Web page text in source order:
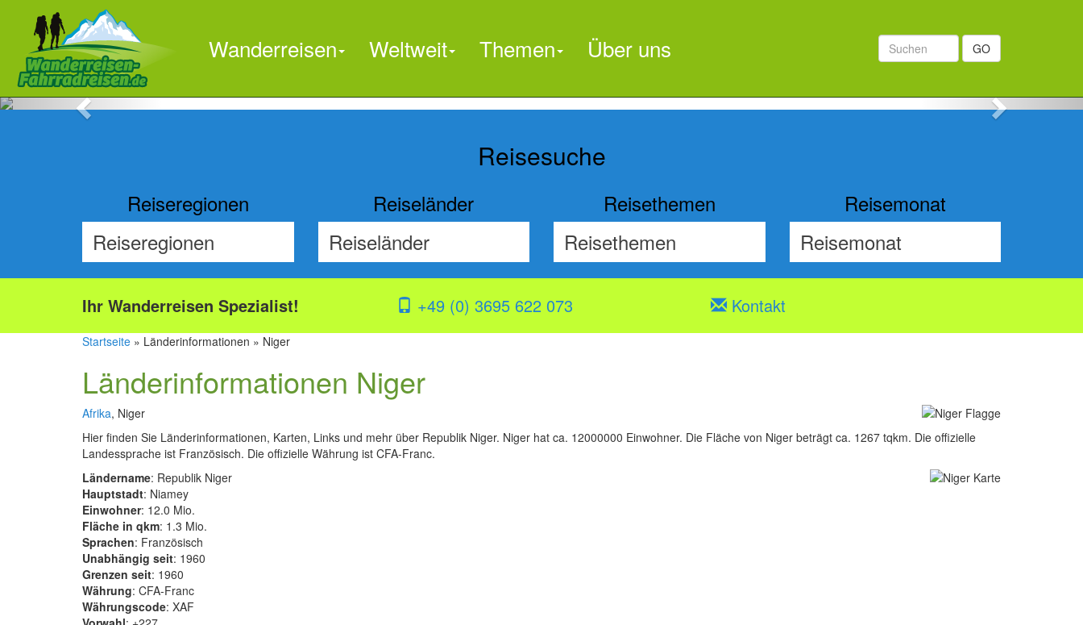

Previous Next
GO
Wanderreisen Weltweit Themen Über uns
Reisesuche
Reiseregionen Reiseländer Reisethemen Reisemonat
Ihr Wanderreisen Spezialist! +49 (0) 3695 622 073 Kontakt
Startseite » Länderinformationen » Niger
Länderinformationen Niger
Afrika, Niger
Hier finden Sie Länderinformationen, Karten, Links und mehr über Republik Niger. Niger hat ca. 12000000 Einwohner. Die Fläche von Niger beträgt ca. 1267 tqkm. Die offizielle
Landessprache ist Französisch. Die offizielle Währung ist CFA-Franc.
Ländername: Republik Niger
Hauptstadt: Niamey
Einwohner: 12.0 Mio.
Fläche in qkm: 1.3 Mio.
Sprachen: Französisch
Unabhängig seit: 1960
Grenzen seit: 1960
Währung: CFA-Franc
Währungscode: XAF